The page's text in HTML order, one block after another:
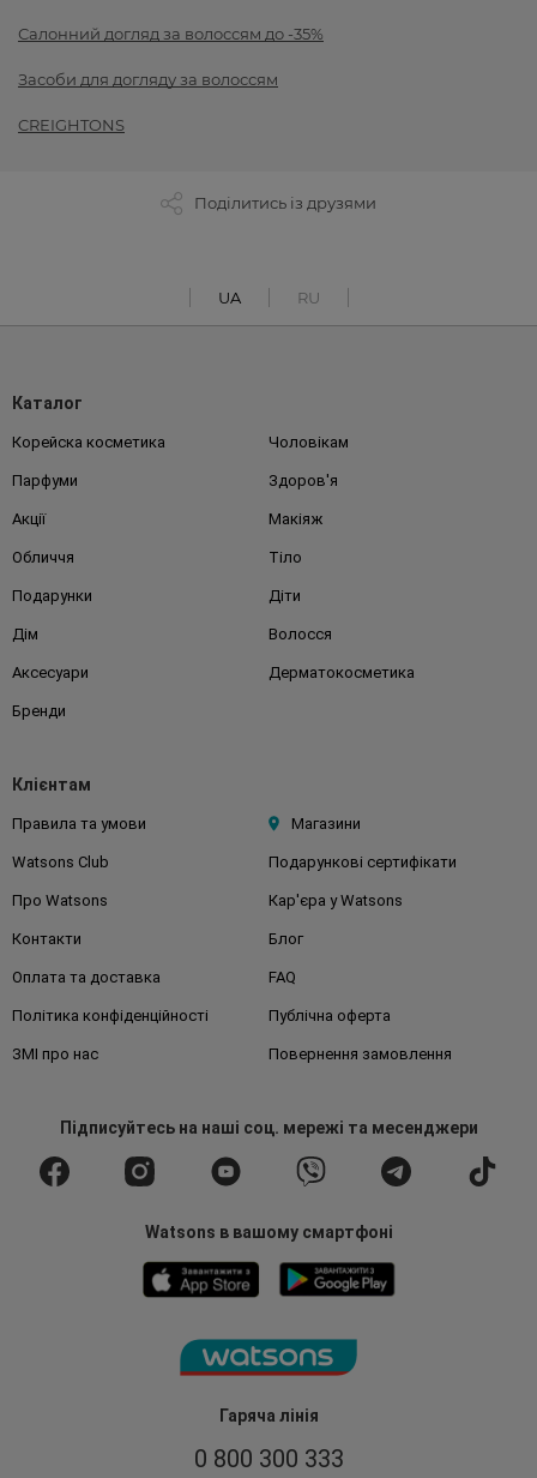
Салонний догляд за волоссям до -35%
Засоби для догляду за волоссям
CREIGHTONS
Поділитись із друзями
UA RU
Гаряча лінія
0 800 300 333
Каталог
Корейска косметика Чоловікам
Парфуми Здоров'я
Акції Макіяж
Обличчя Тіло
Подарунки Діти
Дім Волосся
Аксесуари Дерматокосметика
Бренди
Клієнтам
Правила та умови Магазини
Watsons Club Подарункові сертифікати
Про Watsons Кар'єра у Watsons
Контакти Блог
Оплата та доставка FAQ
Політика конфіденційності Публічна оферта
ЗМІ про нас Повернення замовлення
Підписуйтесьна наші соц. мережі та месенджери
Watsons в вашому смартфоні